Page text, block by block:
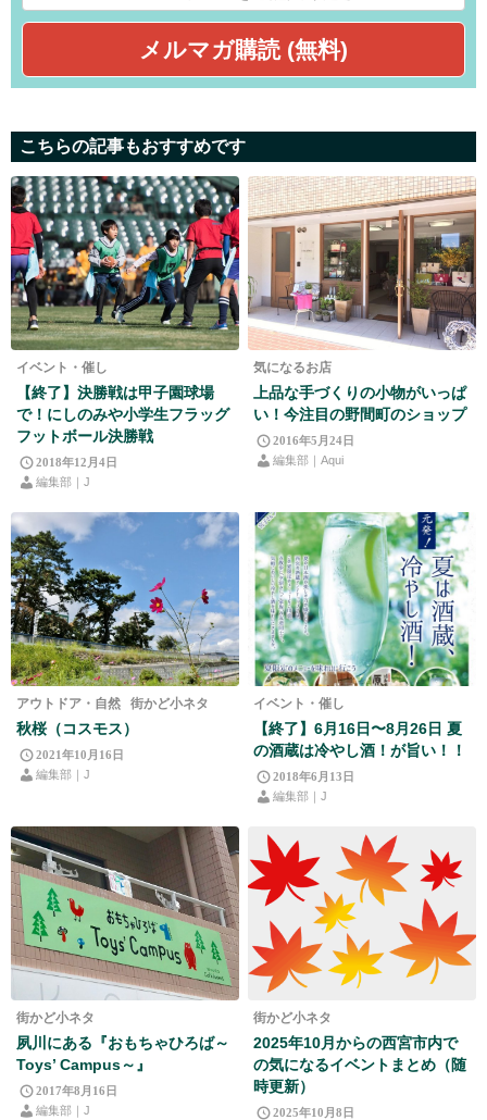
こちらの記事もおすすめです
イベント・催し
【終了】決勝戦は甲子園球場
で！にしのみや小学生フラッグ
フットボール決勝戦
2018年12月4日
編集部｜J
気になるお店
上品な手づくりの小物がいっぱ
い！今注目の野間町のショップ
2016年5月24日
編集部｜Aqui
アウトドア・自然 街かど小ネタ
秋桜（コスモス）
2021年10月16日
編集部｜J
イベント・催し
【終了】6月16日〜8月26日 夏
の酒蔵は冷やし酒！が旨い！！
2018年6月13日
編集部｜J
街かど小ネタ
夙川にある『おもちゃひろば～
Toys’ Campus～』
2017年8月16日
編集部｜J
街かど小ネタ
2025年10月からの西宮市内で
の気になるイベントまとめ（随
時更新）
2025年10月8日